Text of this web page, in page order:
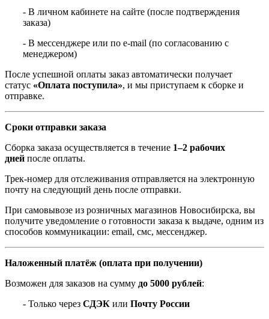
- В личном кабинете на сайте (после подтверждения
заказа)
- В мессенджере или по e-mail (по согласованию с
менеджером)
После успешной оплаты заказ автоматически получает
статус «Оплата поступила», и мы приступаем к сборке и
отправке.
Сроки отправки заказа
Сборка заказа осуществляется в течение 1–2 рабочих
дней после оплаты.
Трек-номер для отслеживания отправляется на электронную
почту на следующий день после отправки.
При самовывозе из розничных магазинов Новосибирска, вы
получите уведомление о готовности заказа к выдаче, одним из
способов коммуникации: email, смс, мессенджер.
Наложенный платёж (оплата при получении)
Возможен для заказов на сумму до 5000 рублей:
- Только через СДЭК или Почту России